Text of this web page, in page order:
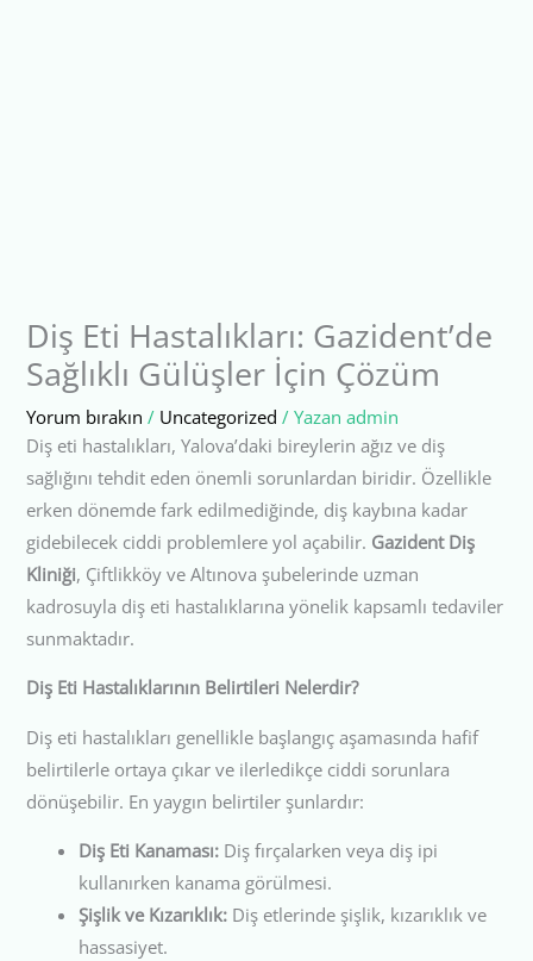
Diş Eti Hastalıkları: Gazident’de
Sağlıklı Gülüşler İçin Çözüm
Yorum bırakın / Uncategorized / Yazan admin
Diş eti hastalıkları, Yalova’daki bireylerin ağız ve diş
sağlığını tehdit eden önemli sorunlardan biridir. Özellikle
erken dönemde fark edilmediğinde, diş kaybına kadar
gidebilecek ciddi problemlere yol açabilir. Gazident Diş
Kliniği, Çiftlikköy ve Altınova şubelerinde uzman
kadrosuyla diş eti hastalıklarına yönelik kapsamlı tedaviler
sunmaktadır.
Diş Eti Hastalıklarının Belirtileri Nelerdir?
Diş eti hastalıkları genellikle başlangıç aşamasında hafif
belirtilerle ortaya çıkar ve ilerledikçe ciddi sorunlara
dönüşebilir. En yaygın belirtiler şunlardır:
Diş Eti Kanaması: Diş fırçalarken veya diş ipi
kullanırken kanama görülmesi.
Şişlik ve Kızarıklık: Diş etlerinde şişlik, kızarıklık ve
hassasiyet.